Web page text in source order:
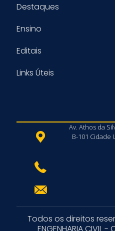
Destaques
Ensino
Editais
Links Úteis
Av. Athos da
B-101 Cidade
Todos os direitos